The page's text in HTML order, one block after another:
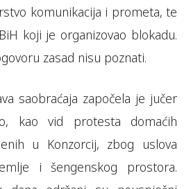
komunikacija i prometa, te
koji je organizovao blokadu.
zasad nisu poznati.
saobraćaja započela je jučer
kao vid protesta domaćih
u Konzorcij, zbog uslova
i šengenskog prostora.